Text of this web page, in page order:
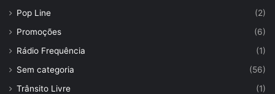
Pop Line
(2)
Promoções
(6)
Rádio Frequência
(1)
Sem categoria
(56)
Trânsito Livre
(1)